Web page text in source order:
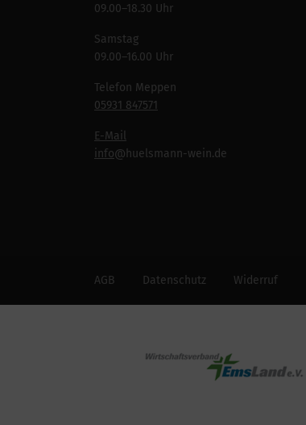
09.00–18.30 Uhr
Samstag
09.00–16.00 Uhr
Telefon Meppen
05931 847571
E-Mail
info@huelsmann-wein.de
AGB Datenschutz Widerruf